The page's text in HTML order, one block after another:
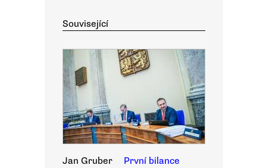
Související
Jan Gruber
První bilance